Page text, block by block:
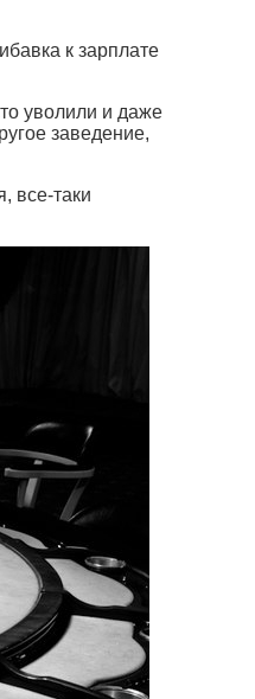
к зарплате
уволили и даже
заведение,
все-таки